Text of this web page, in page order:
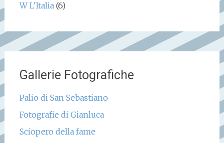
W L'Italia(6)
Gallerie Fotografiche
Palio di San Sebastiano
Fotografie di Gianluca
Sciopero della fame